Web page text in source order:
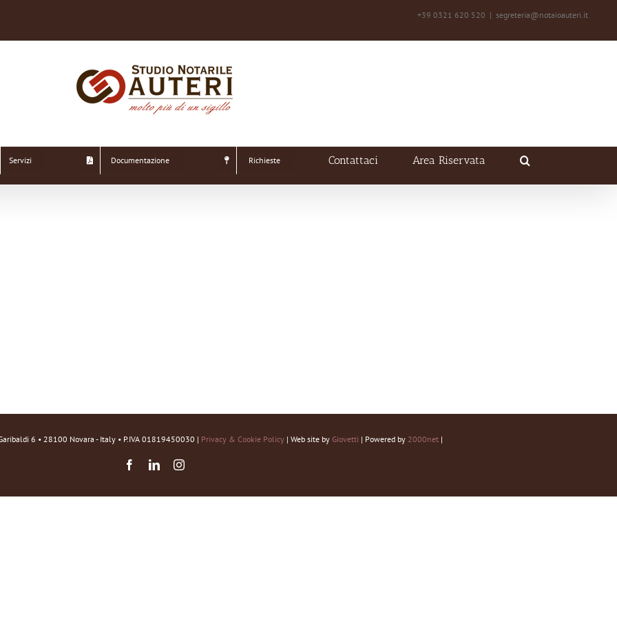
+39 0321 620 520 | segreteria@notaioauteri.it
Servizi Documentazione Richieste Contattaci Area Riservata
6 • 28100 Novara - Italy • P.IVA 01819450030 | Privacy & Cookie Policy| Web site by Giovetti | Powered by 2000net|
FacebookLinkedInInstagram